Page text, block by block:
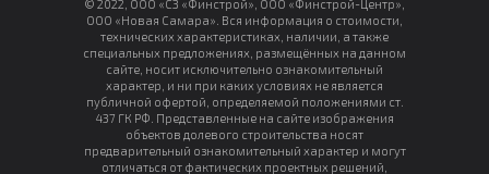
© 2022, ООО «СЗ «Финстрой», ООО «Финстрой-Центр»,
ООО «Новая Самара». Вся информация о стоимости,
технических характеристиках, наличии, а также
специальных предложениях, размещённых на данном
сайте, носит исключительно ознакомительный
характер, и ни при каких условиях не является
публичной офертой, определяемой положениями ст.
437 ГК РФ. Представленные на сайте изображения
объектов долевого строительства носят
предварительный ознакомительный характер и могут
отличаться от фактических проектных решений,